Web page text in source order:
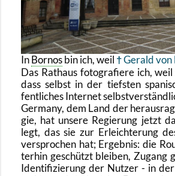
InBor­nosbin ich, weil Ge­rald von
Das Rat­haus fo­to­gra­fie­re ich,
dass selbst in der tiefs­ten
fent­li­ches In­ter­net
Ger­ma­ny, dem Land der
gie, hat un­se­re Re­gie­rung jetzt
legt, das sie zur Er­leich­te­rung
ver­spro­chen hat; Er­geb­nis: die
ter­hin ge­schützt blei­ben, Zu­gang
Iden­ti­fi­zie­rung der Nut­zer - in